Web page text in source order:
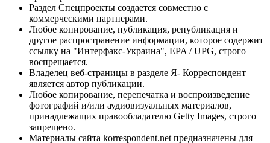
Раздел Спецпроекты создается совместно с
коммерческими партнерами.
Любое копирование, публикация, републикация и
другое распространение информации, которое содержит
ссылку на "Интерфакс-Украина", EPA / UPG, строго
воспрещается.
Владелец веб-страницы в разделе Я- Корреспондент
является автор публикации.
Любое копирование, перепечатка и воспроизведение
фотографий и/или аудиовизуальных материалов,
принадлежащих правообладателю Getty Images, строго
запрещено.
Материалы сайта korrespondent.net предназначены для